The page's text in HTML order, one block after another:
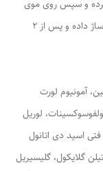
کرده و سپس روی موی
سر قرار دهید. به آرامی با انگشتان خود موی سر را ماساژ داده و پس از 2
آمونیوم لورت
لوریل
فتی اسید دی اتانول
گلایکول، گلیسیریل